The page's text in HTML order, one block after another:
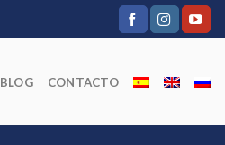
BLOG CONTACTO